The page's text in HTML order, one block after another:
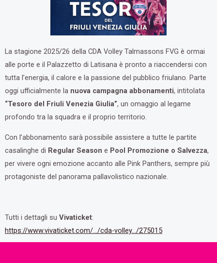
La stagione 2025/26 della CDA Volley Talmassons FVG è ormai
alle porte e il Palazzetto di Latisana è pronto a riaccendersi con
tutta l’energia, il calore e la passione del pubblico friulano. Parte
oggi ufficialmente la nuova campagna abbonamenti, intitolata
“Tesoro del Friuli Venezia Giulia”, un omaggio al legame
profondo tra la squadra e il proprio territorio.
Con l’abbonamento sarà possibile assistere a tutte le partite
casalinghe di Regular Season e Pool Promozione o Salvezza,
per vivere ogni emozione accanto alle Pink Panthers, sempre più
protagoniste del panorama pallavolistico nazionale.
Tutti i dettagli su Vivaticket:
https://www.vivaticket.com/…/cda-volley…/275015